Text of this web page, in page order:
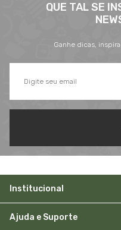
QUE TAL SE
Ganhe dicas,
Institucional
Ajuda e Suporte